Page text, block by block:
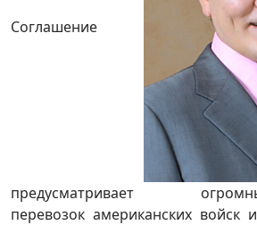
Соглашение
предусматривает
перевозок американских